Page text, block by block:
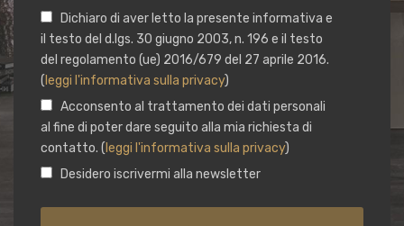
Dichiaro di aver letto la presente informativa e
il testo del d.lgs. 30 giugno 2003, n. 196 e il testo
del regolamento (ue) 2016/679 del 27 aprile 2016.
(leggi l'informativa sulla privacy)
Acconsento al trattamento dei dati personali
al fine di poter dare seguito alla mia richiesta di
contatto. (leggi l'informativa sulla privacy)
Desidero iscrivermi alla newsletter